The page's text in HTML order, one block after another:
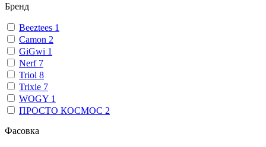
Бренд
Beeztees 1
Camon 2
GiGwi 1
Nerf 7
Triol 8
Trixie 7
WOGY 1
ПРОСТО КОСМОС 2
Фасовка